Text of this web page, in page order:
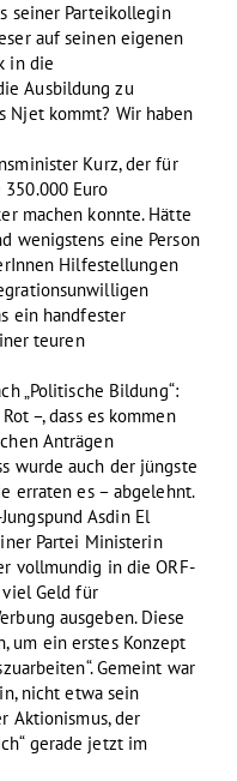
seiner Parteikollegin
auf seinen eigenen
in die
Ausbildung zu
Njet kommt? Wir haben
Kurz, der für
Euro
machen konnte. Hätte
wenigstens eine Person
Hilfestellungen
ein handfester
teuren
„Politische Bildung“:
–, dass es kommen
Anträgen
wurde auch der jüngste
erraten es – abgelehnt.
Asdin El
Partei Ministerin
vollmundig in die ORF-
viel Geld für
ausgeben. Diese
um ein erstes Konzept
Gemeint war
nicht etwa sein
Aktionismus, der
gerade jetzt im